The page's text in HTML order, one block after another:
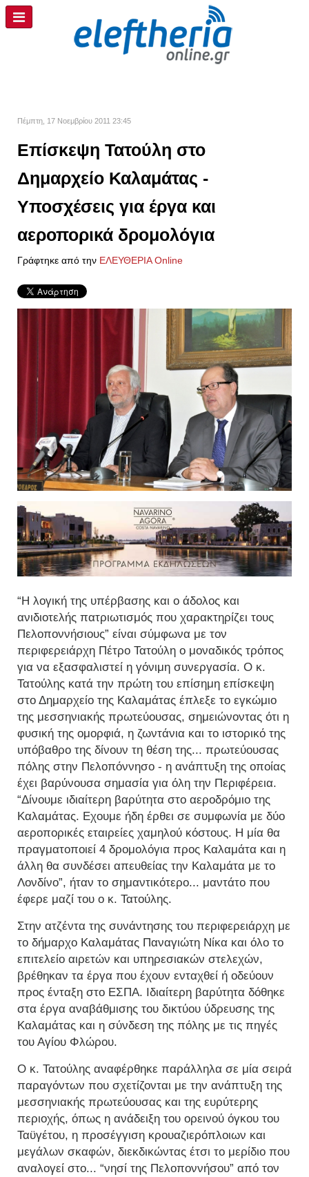
Πέμπτη, 17 Νοεμβρίου 2011 23:45
Επίσκεψη Τατούλη στο
Δημαρχείο Καλαμάτας -
Υποσχέσεις για έργα και
αεροπορικά δρομολόγια
Γράφτηκε από την ΕΛΕΥΘΕΡΙΑ Online
“Η λογική της υπέρβασης και ο άδολος και
ανιδιοτελής πατριωτισμός που χαρακτηρίζει τους
Πελοποννήσιους” είναι σύμφωνα με τον
περιφερειάρχη Πέτρο Τατούλη ο μοναδικός τρόπος
για να εξασφαλιστεί η γόνιμη συνεργασία. Ο κ.
Τατούλης κατά την πρώτη του επίσημη επίσκεψη
στο Δημαρχείο της Καλαμάτας έπλεξε το εγκώμιο
της μεσσηνιακής πρωτεύουσας, σημειώνοντας ότι η
φυσική της ομορφιά, η ζωντάνια και το ιστορικό της
υπόβαθρο της δίνουν τη θέση της... πρωτεύουσας
πόλης στην Πελοπόννησο - η ανάπτυξη της οποίας
έχει βαρύνουσα σημασία για όλη την Περιφέρεια.
“Δίνουμε ιδιαίτερη βαρύτητα στο αεροδρόμιο της
Καλαμάτας. Εχουμε ήδη έρθει σε συμφωνία με δύο
αεροπορικές εταιρείες χαμηλού κόστους. Η μία θα
πραγματοποιεί 4 δρομολόγια προς Καλαμάτα και η
άλλη θα συνδέσει απευθείας την Καλαμάτα με το
Λονδίνο”, ήταν το σημαντικότερο... μαντάτο που
έφερε μαζί του ο κ. Τατούλης.
Στην ατζέντα της συνάντησης του περιφερειάρχη με
το δήμαρχο Καλαμάτας Παναγιώτη Νίκα και όλο το
επιτελείο αιρετών και υπηρεσιακών στελεχών,
βρέθηκαν τα έργα που έχουν ενταχθεί ή οδεύουν
προς ένταξη στο ΕΣΠΑ. Ιδιαίτερη βαρύτητα δόθηκε
στα έργα αναβάθμισης του δικτύου ύδρευσης της
Καλαμάτας και η σύνδεση της πόλης με τις πηγές
του Αγίου Φλώρου.
Ο κ. Τατούλης αναφέρθηκε παράλληλα σε μία σειρά
παραγόντων που σχετίζονται με την ανάπτυξη της
μεσσηνιακής πρωτεύουσας και της ευρύτερης
περιοχής, όπως η ανάδειξη του ορεινού όγκου του
Ταϋγέτου, η προσέγγιση κρουαζιερόπλοιων και
μεγάλων σκαφών, διεκδικώντας έτσι το μερίδιο που
αναλογεί στο... “νησί της Πελοποννήσου” από τον